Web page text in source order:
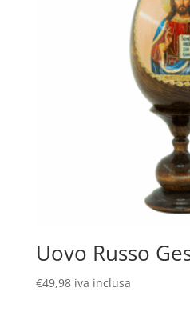
Uovo Russo
€49,98 iva inclusa